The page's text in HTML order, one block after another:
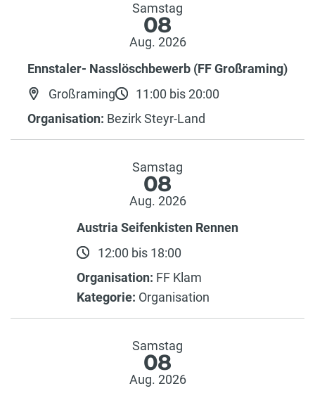
Samstag
08
Aug. 2026
Ennstaler- Nasslöschbewerb (FF Großraming)
Großraming
11:00 bis 20:00
Organisation: Bezirk Steyr-Land
Samstag
08
Aug. 2026
Austria Seifenkisten Rennen
12:00 bis 18:00
Organisation: FF Klam
Kategorie: Organisation
Samstag
08
Aug. 2026